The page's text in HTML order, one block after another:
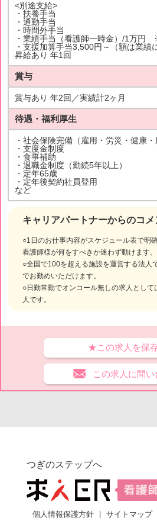
キャリアパートナーからのコメ
○1日のお仕事内容がスケジュール表で明
看護師様が何をすべきか迷わず動けます。
○全国で100を超える施設を運営する法人
でお勤めいただけます。
○日勤常勤でオンコール無しの求人とし
人です。
<別途支給>
・扶養手当
・通勤手当
・時間外手当
・業績手当（看護師一時金）/1万円
・支援加算手当3,500円～（額は業績
昇給あり 年1回
賞与
賞与あり 年2回／実績計2ヶ月
待遇・福利厚生
・社会保険完備（雇用・労災・健康・
・支度金制度
・食事補助
・退職金制度（勤続5年以上）
・定年65歳
・定年後契約社員登用
など
★この求人を保
この求人に問い
つぎのステップへ
個人情報保護方針 サイトマップ